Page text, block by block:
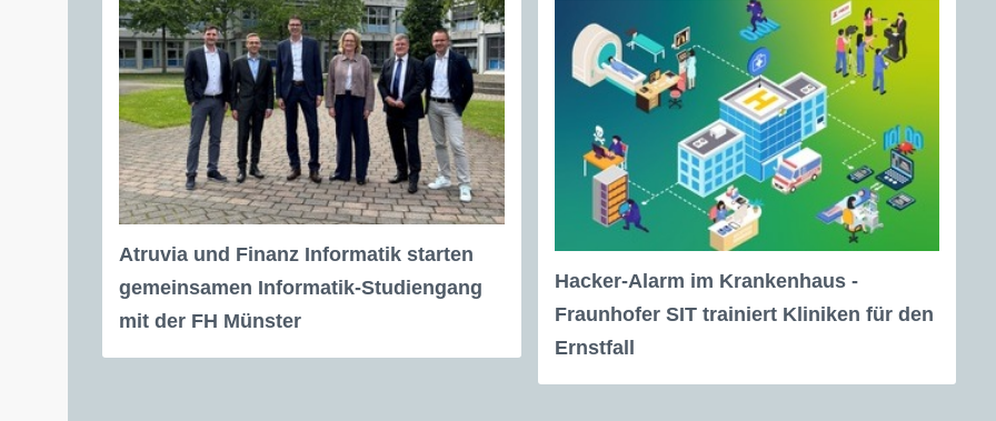
Atruvia und Finanz Informatik starten
gemeinsamen Informatik-Studiengang
mit der FH Münster
Hacker-Alarm im Krankenhaus -
Fraunhofer SIT trainiert Kliniken für den
Ernstfall